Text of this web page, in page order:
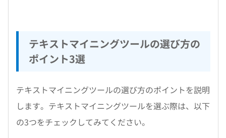
テキストマイニングツールの選び方の
ポイント3選
テキストマイニングツールの選び方のポイントを説明
します。テキストマイニングツールを選ぶ際は、以下
の3つをチェックしてみてください。